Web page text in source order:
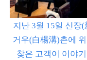
지난 3월 15일 신장
거우(白楊溝)촌에
찾은 고객이 이야